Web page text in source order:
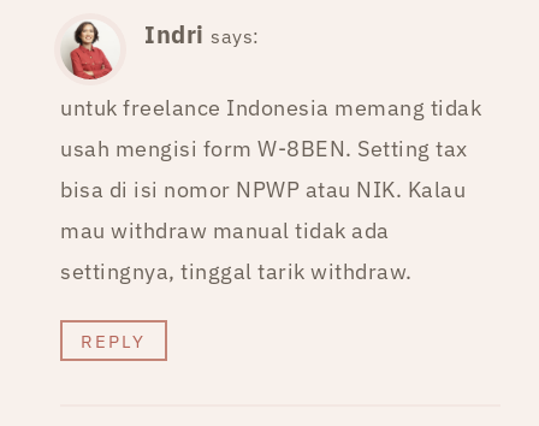
Indri says:
untuk freelance Indonesia memang tidak
usah mengisi form W-8BEN. Setting tax
bisa di isi nomor NPWP atau NIK. Kalau
mau withdraw manual tidak ada
settingnya, tinggal tarik withdraw.
REPLY